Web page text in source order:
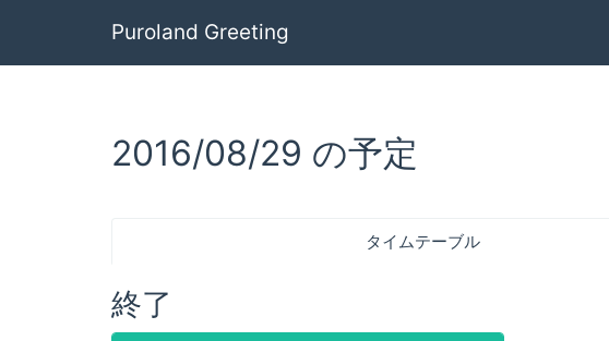
Puroland Greeting
2016/08/29 の予定
タイムテーブル
終了